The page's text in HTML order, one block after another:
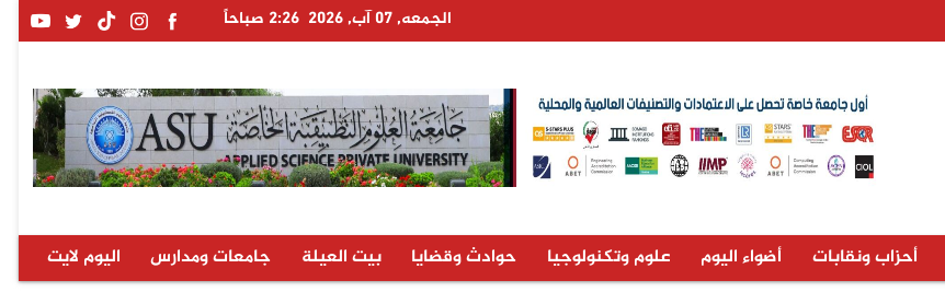
الجمعه, 07 آب, 2026 2:26 صباحاً
أحزاب ونقابات أضواء اليوم علوم وتكنولوجيا حوادث وقضايا بيت العيلة جامعات ومدارس اليوم لايت